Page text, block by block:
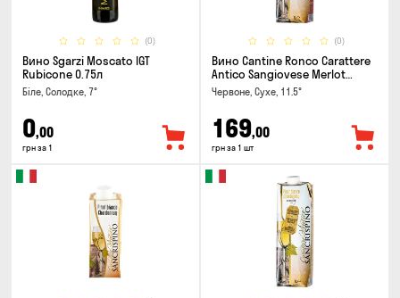
(0)
Вино Sgarzi Moscato IGT
Rubicone 0.75л
Біле, Солодке, 7°
0,00
грн за 1
(0)
Вино Cantine Ronco Carattere
Antico Sangiovese Merlot
Rubicone IGT 1л
Червоне, Сухе, 11.5°
169,00
грн за 1 шт